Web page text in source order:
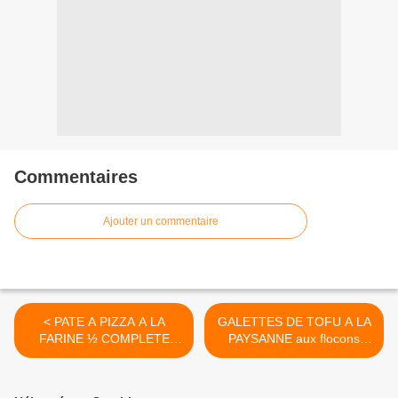
Commentaires
Ajouter un commentaire
< PATE A PIZZA A LA
FARINE ½ COMPLETE
(T80) AVEC MAP (machine
GALETTES DE TOFU A LA
PAYSANNE aux flocons
d’avoine et au comté >